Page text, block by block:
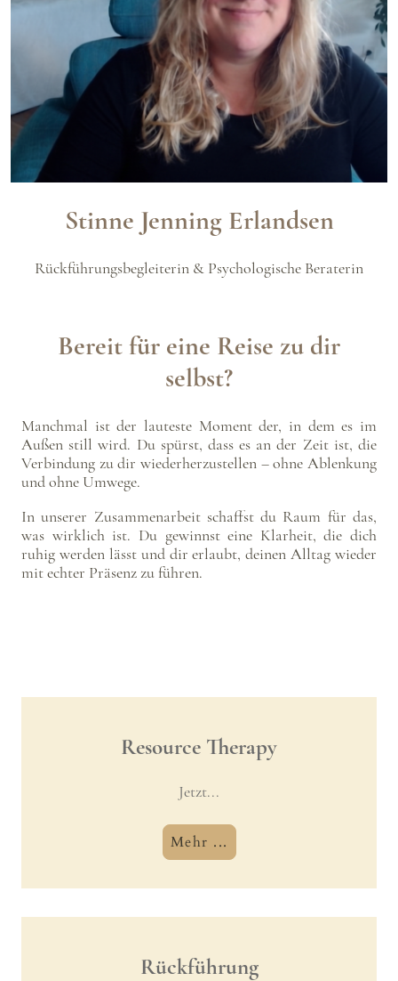
Stinne Jenning Erlandsen
Rückführungsbegleiterin & Psychologische Beraterin
Bereit für eine Reise zu dir
selbst?
Manchmal ist der lauteste Moment der, in dem es im
Außen still wird. Du spürst, dass es an der Zeit ist, die
Verbindung zu dir wiederherzustellen – ohne Ablenkung
und ohne Umwege.
In unserer Zusammenarbeit schaffst du Raum für das,
was wirklich ist. Du gewinnst eine Klarheit, die dich
ruhig werden lässt und dir erlaubt, deinen Alltag wieder
mit echter Präsenz zu führen.
Resource Therapy
Jetzt...
Mehr ...
Rückführung